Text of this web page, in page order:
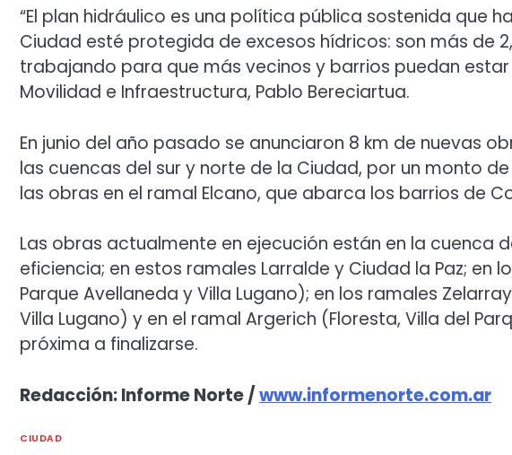
“El plan hidráulico es una política pública sostenida que
Ciudad esté protegida de excesos hídricos: son más de
trabajando para que más vecinos y barrios puedan estar
Movilidad e Infraestructura, Pablo Bereciartua.
En junio del año pasado se anunciaron 8 km de nuevas
las cuencas del sur y norte de la Ciudad, por un monto
las obras en el ramal Elcano, que abarca los barrios de
Las obras actualmente en ejecución están en la cuenca
eficiencia; en estos ramales Larralde y Ciudad la Paz; en
Parque Avellaneda y Villa Lugano); en los ramales
Villa Lugano) y en el ramal Argerich (Floresta, Villa del
próxima a finalizarse.
Redacción: Informe Norte /www.informenorte.com.ar
CIUDAD